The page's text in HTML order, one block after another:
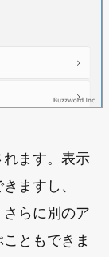
ます。表示
ますし、
さらに別のア
ともできま